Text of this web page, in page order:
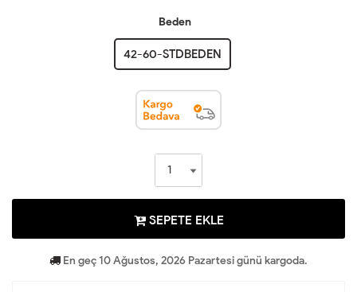
Beden
42-60-STDBEDEN
SEPETE EKLE
En geç 10 Ağustos, 2026 Pazartesi günü kargoda.